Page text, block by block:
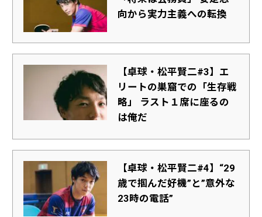
向から実力主義への転換
【卓球・松平賢二#3】エ
リートの巣窟での「生存戦
略」 ラスト１席に座るの
は俺だ
【卓球・松平賢二#4】“29
歳で掴んだ好機”と”意外な
23時の電話”